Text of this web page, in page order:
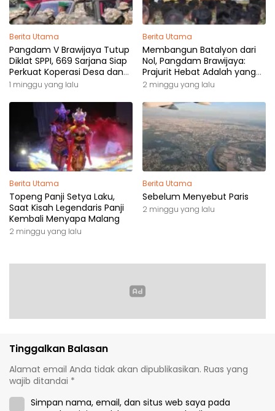
Berita Utama
Pangdam V Brawijaya Tutup
Diklat SPPI, 669 Sarjana Siap
Perkuat Koperasi Desa dan
Kampung Nelayan
1 minggu yang lalu
Berita Utama
Membangun Batalyon dari
Nol, Pangdam Brawijaya:
Prajurit Hebat Adalah yang
Dibutuhkan Rakyat
2 minggu yang lalu
Berita Utama
Topeng Panji Setya Laku,
Saat Kisah Legendaris Panji
Kembali Menyapa Malang
2 minggu yang lalu
Berita Utama
Sebelum Menyebut Paris
2 minggu yang lalu
Tinggalkan Balasan
Alamat email Anda tidak akan dipublikasikan. Ruas yang
wajib ditandai *
Simpan nama, email, dan situs web saya pada